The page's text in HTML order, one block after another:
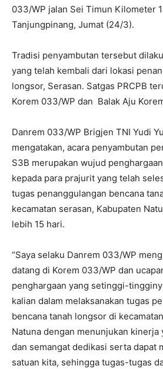
033/WP jalan Sei Timun Kilometer
Tanjungpinang, Jumat (24/3).
Tradisi penyambutan tersebut
yang telah kembali dari lokasi
longsor, Serasan. Satgas PRCPB
Korem 033/WP dan Balak Aju
Danrem 033/WP Brigjen TNI Yudi
mengatakan, acara penyambutan
S3B merupakan wujud
kepada para prajurit yang telah
tugas penanggulangan bencana
kecamatan serasan, Kabupaten
lebih 15 hari.
“Saya selaku Danrem 033/WP
datang di Korem 033/WP dan
penghargaan yang setinggi-
kalian dalam melaksanakan tugas
bencana tanah longsor di
Natuna dengan menunjukan kinerja
dan semangat dedikasi serta dapat
satuan kita, sehingga tugas-tugas